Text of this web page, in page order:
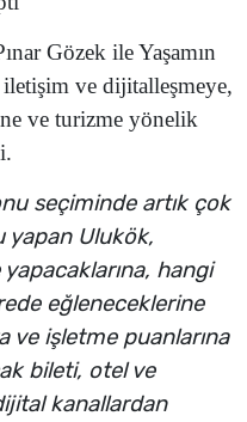
Gözek ile Yaşamın
ve dijitalleşmeye,
ve turizme yönelik
seçiminde artık çok
yapan Ulukök,
hangi
eğleneceklerine
ve işletme puanlarına
bileti, otel ve
kanallardan